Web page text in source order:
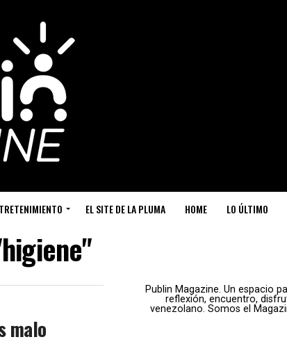
EL SITE DE LA PLUMA HOME LO ÚLTIMO
malo
Publin Magazine. Un espacio
reflexión, encuentro,
venezolano. Somos el